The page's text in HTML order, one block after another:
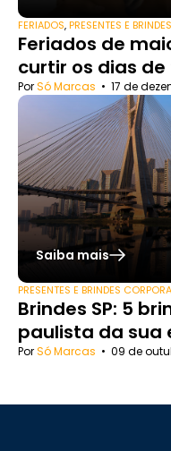
FERIADOS,PRESENTES E
Feriados de
curtir os dias
PorSó Marcas • 17 de
Saiba mais
PRESENTES E BRINDES
Brindes SP: 5
paulista da sua
PorSó Marcas • 09 de